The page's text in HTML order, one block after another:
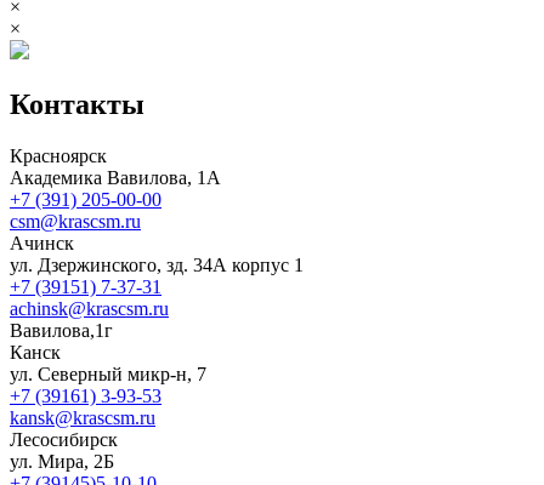
×
×
Контакты
Красноярск
Академика Вавилова, 1А
+7 (391) 205-00-00
csm@krascsm.ru
Ачинск
ул. Дзержинского, зд. 34А корпус 1
+7 (39151) 7-37-31
achinsk@krascsm.ru
Вавилова,1г
Канск
ул. Северный микр-н, 7
+7 (39161) 3-93-53
kansk@krascsm.ru
Лесосибирск
ул. Мира, 2Б